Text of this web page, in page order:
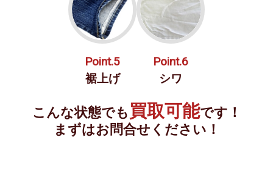
Point.5
裾上げ
Point.6
シワ
こんな状態でも 買取可能です！
まずはお問合せください！